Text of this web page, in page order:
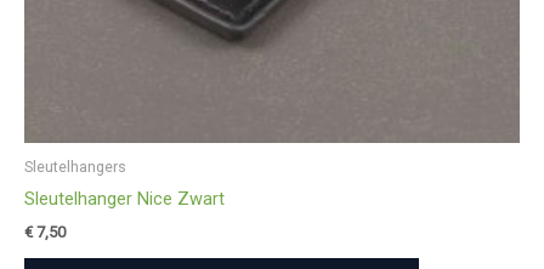
Sleutelhangers
Sleutelhanger Nice Zwart
€7,50